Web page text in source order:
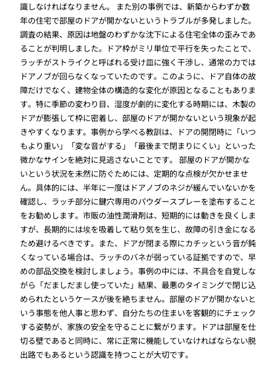
識しなければなりません。 また別の事例では、新築からわずか数
年の住宅で部屋のドアが開かないというトラブルが多発しました。
調査の結果、原因は地盤のわずかな沈下による住宅全体の歪みであ
ることが判明しました。ドア枠がミリ単位で平行を失ったことで、
ラッチがストライクと呼ばれる受け皿に強く干渉し、通常の力では
ドアノブが回らなくなっていたのです。このように、ドア自体の故
障だけでなく、建物全体の構造的な変化が原因となることもありま
す。特に季節の変わり目、湿度が劇的に変化する時期には、木製の
ドアが膨張して枠に密着し、部屋のドアが開かないという現象が起
きやすくなります。事例から学べる教訓は、ドアの開閉時に「いつ
もより重い」「変な音がする」「最後まで閉まりにくい」といった
微かなサインを絶対に見逃さないことです。 部屋のドアが開かな
いという状況を未然に防ぐためには、定期的な点検が欠かせませ
ん。具体的には、半年に一度はドアノブのネジが緩んでいないかを
確認し、ラッチ部分に鍵穴専用のパウダースプレーを塗布すること
をお勧めします。市販の油性潤滑剤は、短期的には動きを良くしま
すが、長期的には埃を吸着して粘り気を生じ、故障の引き金になる
ため避けるべきです。また、ドアが閉まる際にカチッという音が鈍
くなっている場合は、ラッチのバネが弱っている証拠ですので、早
めの部品交換を検討しましょう。事例の中には、不具合を自覚しな
がら「だましだまし使っていた」結果、最悪のタイミングで閉じ込
められたというケースが後を絶ちません。部屋のドアが開かないと
いう事態を他人事と思わず、自分たちの住まいを客観的にチェック
する姿勢が、家族の安全を守ることに繋がります。ドアは部屋を仕
切る壁であると同時に、常に正常に機能していなければならない脱
出路でもあるという認識を持つことが大切です。